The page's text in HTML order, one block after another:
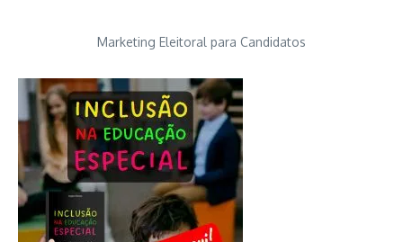
Marketing Eleitoral para Candidatos